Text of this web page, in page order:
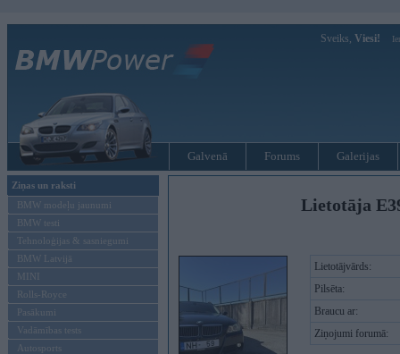
Sveiks, Viesi!
Galvenā Forums Galerijas
Ziņas un raksti
BMW modeļu jaunumi
BMW testi
Tehnoloģijas & sasniegumi
BMW Latvijā
MINI
Rolls-Royce
Pasākumi
Vadāmības tests
Autosports
Lietotāja
Lietotājvārds:
Pilsēta:
Braucu ar:
Ziņojumi forumā: